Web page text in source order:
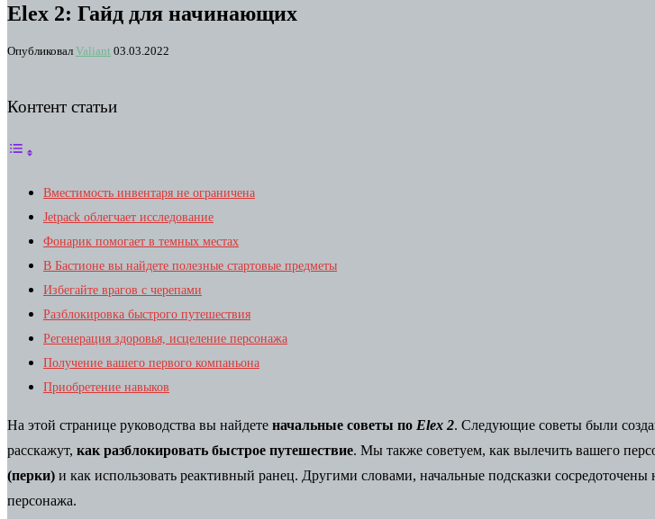
Elex 2: Гайд для начинающих
Опубликовал Valiant 03.03.2022
Контент статьи
Вместимость инвентаря не ограничена
Jetpack облегчает исследование
Фонарик помогает в темных местах
В Бастионе вы найдете полезные стартовые предметы
Избегайте врагов с черепами
Разблокировка быстрого путешествия
Регенерация здоровья, исцеление персонажа
Получение вашего первого компаньона
Приобретение навыков
На этой странице руководства вы найдете начальные советы по Elex 2. Следующие советы были
расскажут, как разблокировать быстрое путешествие. Мы также советуем, как вылечить вашего
(перки) и как использовать реактивный ранец. Другими словами, начальные подсказки
персонажа.